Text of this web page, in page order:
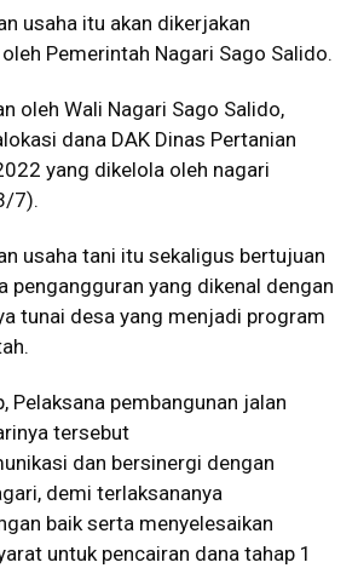
usaha itu akan dikerjakan
Pemerintah Nagari Sago Salido.
oleh Wali Nagari Sago Salido,
dana DAK Dinas Pertanian
yang dikelola oleh nagari
7).
usaha tani itu sekaligus bertujuan
pengangguran yang dikenal dengan
tunai desa yang menjadi program
Pelaksana pembangunan jalan
tersebut
dan bersinergi dengan
demi terlaksananya
baik serta menyelesaikan
untuk pencairan dana tahap 1